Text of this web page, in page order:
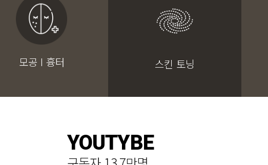
모공 I 흉터 스킨 토닝
YOUTYBE